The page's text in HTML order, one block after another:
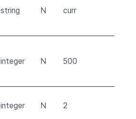
string N curr
integer N 500
integer N 2